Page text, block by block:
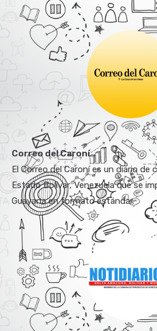
Correo del Caroní
El Correo del Caroní es un diario de
Estado Bolívar, Venezuela que se
Guayana en formato estándar.